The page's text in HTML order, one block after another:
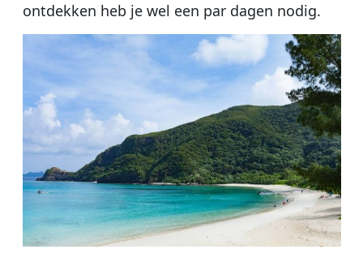
ontdekken heb je wel een par dagen nodig.